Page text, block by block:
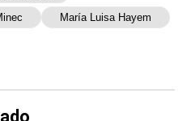
María Luisa Hayem